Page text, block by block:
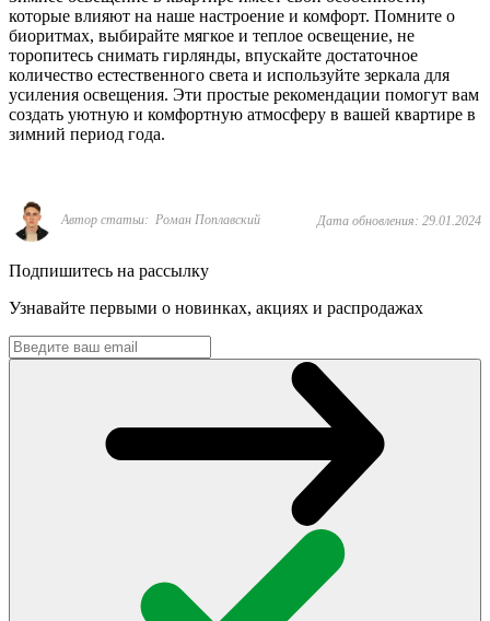
которые влияют на наше настроение и комфорт. Помните о
биоритмах, выбирайте мягкое и теплое освещение, не
торопитесь снимать гирлянды, впускайте достаточное
количество естественного света и используйте зеркала для
усиления освещения. Эти простые рекомендации помогут вам
создать уютную и комфортную атмосферу в вашей квартире в
зимний период года.
Автор статьи: Роман Поплавский Дата обновления: 29.01.2024
Подпишитесь на рассылку
Узнавайте первыми о новинках, акциях и распродажах